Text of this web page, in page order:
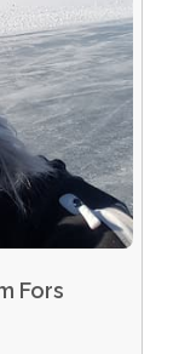
Fors